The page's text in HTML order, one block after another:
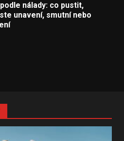
nálady: co pustit,
unavení, smutní nebo